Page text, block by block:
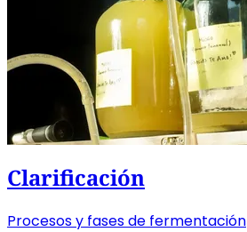
Clarificación
Procesos y fases de fermentación